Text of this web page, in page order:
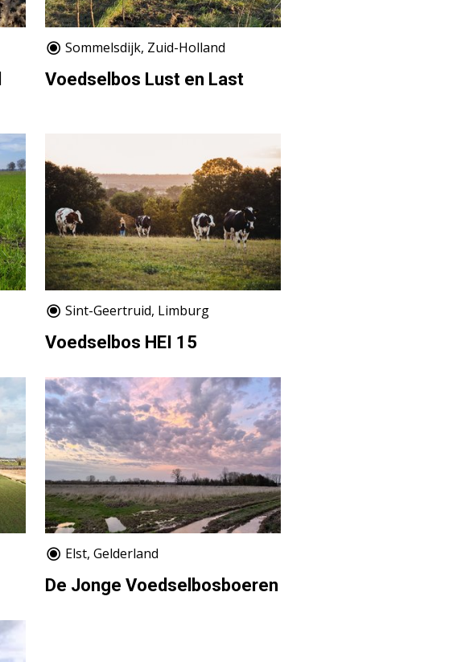
Sommelsdijk, Zuid-Holland
Voedselbos Lust en Last
Sint-Geertruid, Limburg
Voedselbos HEI 15
Elst, Gelderland
De Jonge Voedselbosboeren